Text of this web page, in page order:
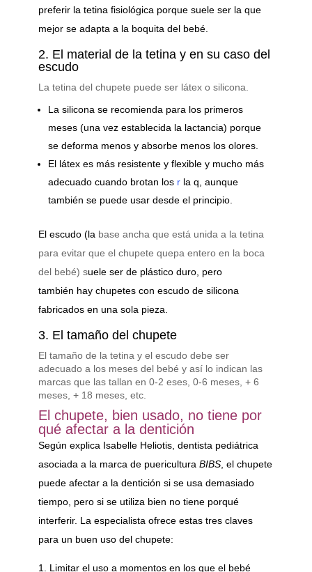
preferir la tetina fisiológica porque suele ser la que
mejor se adapta a la boquita del bebé.
2. El material de la tetina y en su caso del
escudo
La tetina del chupete puede ser látex o silicona.
La silicona se recomienda para los primeros
meses (una vez establecida la lactancia) porque
se deforma menos y absorbe menos los olores.
El látex es más resistente y flexible y mucho más
adecuado cuando brotan los rla q, aunque
también se puede usar desde el principio.
El escudo (la base ancha que está unida a la tetina
para evitar que el chupete quepa entero en la boca
del bebé) suele ser de plástico duro, pero
también hay chupetes con escudo de silicona
fabricados en una sola pieza.
3. El tamaño del chupete
El tamaño de la tetina y el escudo debe ser
adecuado a los meses del bebé y así lo indican las
marcas que las tallan en 0-2 eses, 0-6 meses, + 6
meses, + 18 meses, etc.
El chupete, bien usado, no tiene por
qué afectar a la dentición
Según explica Isabelle Heliotis, dentista pediátrica
asociada a la marca de puericultura BIBS, el chupete
puede afectar a la dentición si se usa demasiado
tiempo, pero si se utiliza bien no tiene porqué
interferir. La especialista ofrece estas tres claves
para un buen uso del chupete:
Limitar el uso a momentos en los que el bebé